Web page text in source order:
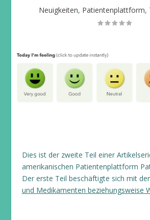
Neuigkeiten, Patientenplattform,
Dies ist der zweite Teil einer
amerikanischen Patientenplattform
Der erste Teil beschäftigte sich mit
und Medikamenten beziehungsweise